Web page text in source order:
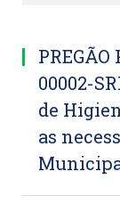
PREGÃO
00002-
de
as